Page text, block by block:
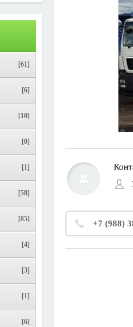
[61]
[6]
[10]
[0]
[1]
[58]
[85]
[4]
[3]
[1]
[6]
+7 (988)